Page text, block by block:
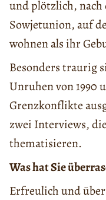
und plötzlich, nach
Sowjetunion, auf
wohnen als ihr
Besonders traurig
Unruhen von 1990
Grenzkonflikte
zwei Interviews,
thematisieren.
Was hat Sie
Erfreulich und